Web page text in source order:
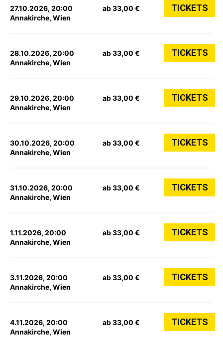
27.10.2026, 20:00
Annakirche, Wien
ab 33,00 € TICKETS
28.10.2026, 20:00
Annakirche, Wien
ab 33,00 € TICKETS
29.10.2026, 20:00
Annakirche, Wien
ab 33,00 € TICKETS
30.10.2026, 20:00
Annakirche, Wien
ab 33,00 € TICKETS
31.10.2026, 20:00
Annakirche, Wien
ab 33,00 € TICKETS
1.11.2026, 20:00
Annakirche, Wien
ab 33,00 € TICKETS
3.11.2026, 20:00
Annakirche, Wien
ab 33,00 € TICKETS
4.11.2026, 20:00
Annakirche, Wien
ab 33,00 € TICKETS